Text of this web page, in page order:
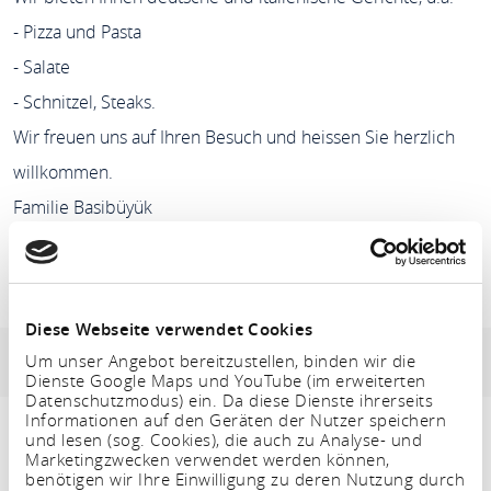
Diese Webseite verwendet Cookies
Um unser Angebot bereitzustellen, binden wir die
Dienste Google Maps und YouTube (im erweiterten
Datenschutzmodus) ein. Da diese Dienste ihrerseits
Informationen auf den Geräten der Nutzer speichern
und lesen (sog. Cookies), die auch zu Analyse- und
Marketingzwecken verwendet werden können,
benötigen wir Ihre Einwilligung zu deren Nutzung durch
- Pizza und Pasta
- Salate
- Schnitzel, Steaks.
Wir freuen uns auf Ihren Besuch und heissen Sie herzlich
willkommen.
Familie Basibüyük
Adresse & Kontaktinformation Öffnungszeiten